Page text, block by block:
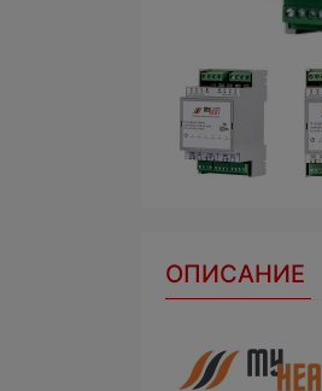
ОПИСАНИЕ